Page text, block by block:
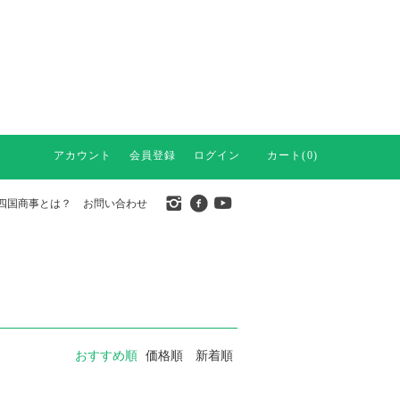
アカウント 会員登録 ログイン カート(0)
国商事とは？ お問い合わせ
おすすめ順 価格順 新着順